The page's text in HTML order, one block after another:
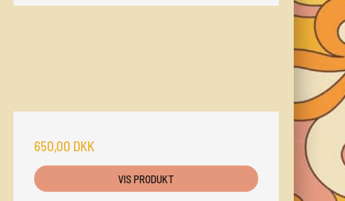
650,00 DKK
VIS PRODUKT